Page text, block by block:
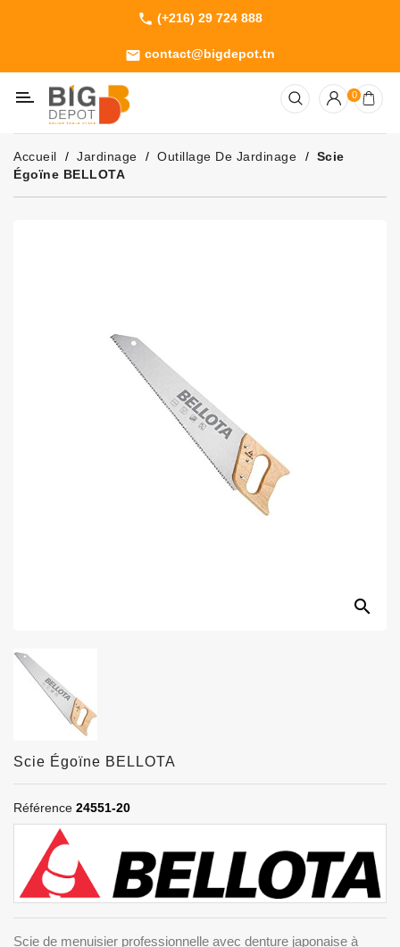
phone (+216) 29 724 888
email contact@bigdepot.tn
Machines
Outillage
Jardinage
Consommables
0
Accueil Jardinage Outillage De Jardinage
Scie
Égoïne BELLOTA
search
Scie Égoïne BELLOTA
Référence 24551-20
Scie de menuisier professionnelle avec denture japonaise à